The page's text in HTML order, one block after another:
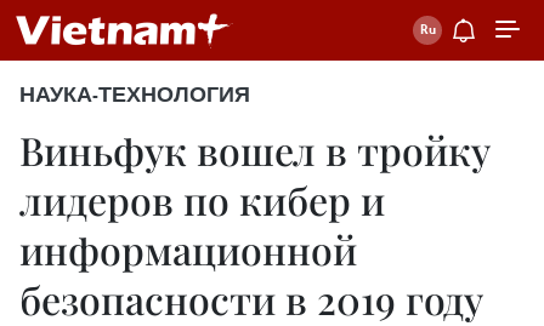
НАУКА-ТЕХНОЛОГИЯ
Виньфук вошел в тройку
лидеров по кибер и
информационной
безопасности в 2019 году